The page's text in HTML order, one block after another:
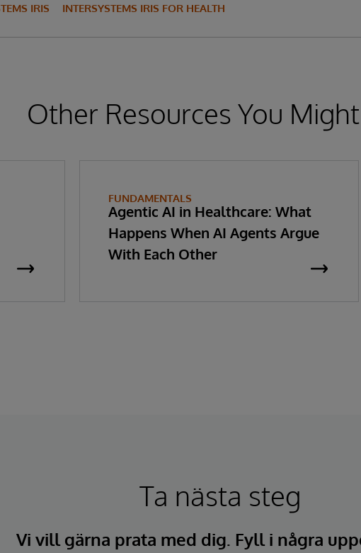
IRIS INTERSYSTEMS IRIS FOR HEALTH
Other Resources You
FUNDAMENTALS
Agentic AI in Healthcare: What
Happens When AI Agents Argue
With Each Other
Ta nästa steg
Vi vill gärna prata med dig. Fyll i några